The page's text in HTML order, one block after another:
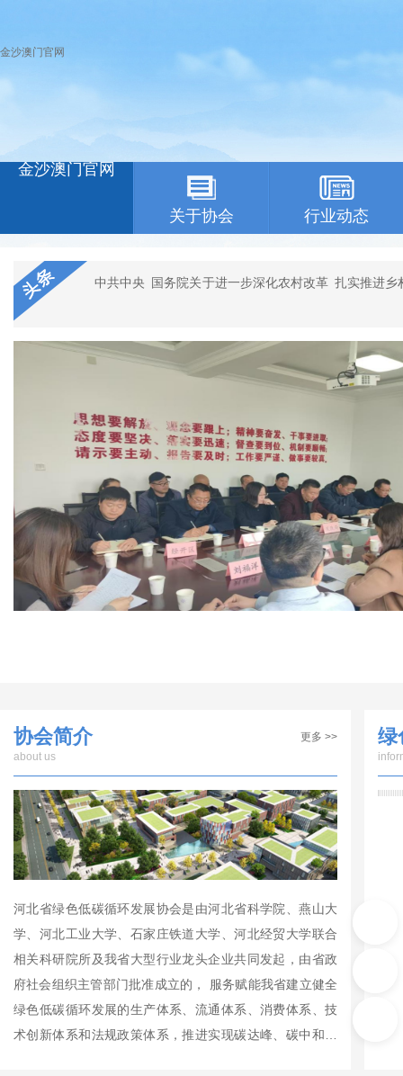
金沙澳门官网
金沙澳门官网
关于协会 行业动态
中共中央 国务院关于进一步深化农村改革 扎实推进
更多 >>
协会简介
about us
河北省绿色低碳循环发展协会是由河北省科学院、燕山大
学、河北工业大学、石家庄铁道大学、河北经贸大学联合
相关科研院所及我省大型行业龙头企业共同发起，由省政
府社会组织主管部门批准成立的， 服务赋能我省建立健全
绿色低碳循环发展的生产体系、流通体系、消费体系、技
术创新体系和法规政策体系，推进实现碳达峰、碳中和的
绿